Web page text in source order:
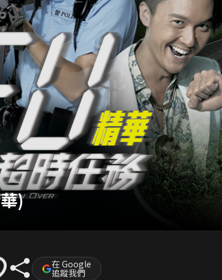
)
在 Google
追蹤我們